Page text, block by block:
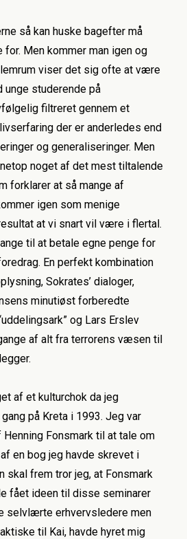
så kan huske bagefter må
for. Men kommer man igen og
viser det sig ofte at være
studerende på
filtreret gennem et
der er anderledes end
og generaliseringer. Men
noget af det mest tiltalende
forklarer at så mange af
igen som menige
at vi snart vil være i flertal.
til at betale egne penge for
En perfekt kombination
Sokrates’ dialoger,
minutiøst forberedte
og Lars Erslev
af alt fra terrorens væsen til
af et kulturchok da jeg
på Kreta i 1993. Jeg var
Fonsmark til at tale om
en bog jeg havde skrevet i
skal frem tror jeg, at Fonsmark
fået ideen til disse seminarer
selvlærte erhvervsledere men
til Kai, havde hyret mig